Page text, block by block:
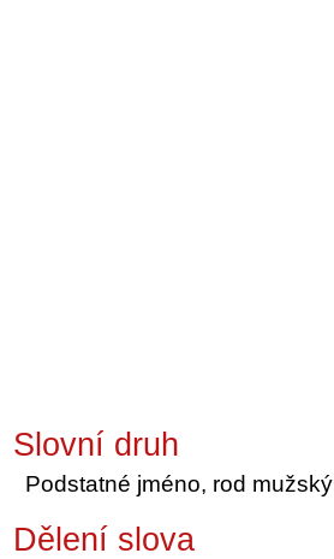
Slovní druh
Podstatné jméno, rod mužský
Dělení slova